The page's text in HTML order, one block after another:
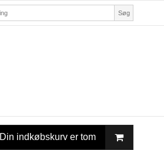
Søg
Din indkøbskurv er tom